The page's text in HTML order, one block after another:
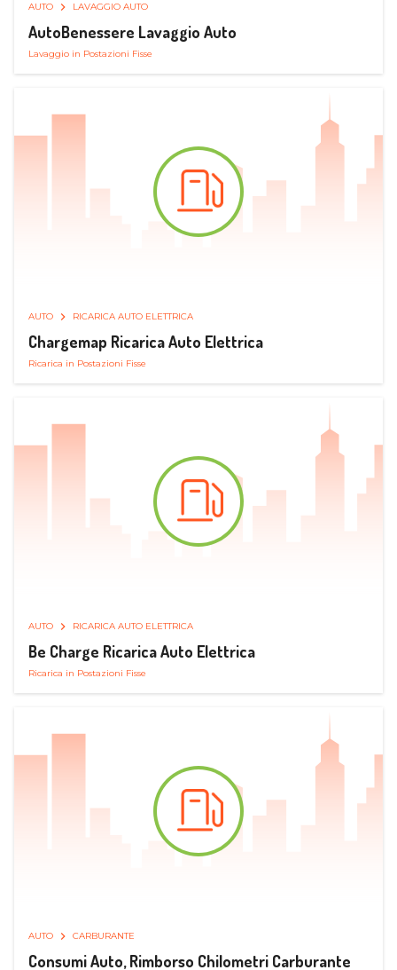
AUTO LAVAGGIO AUTO
AutoBenessere Lavaggio Auto
Lavaggio in Postazioni Fisse
AUTO RICARICA AUTO ELETTRICA
Chargemap Ricarica Auto Elettrica
Ricarica in Postazioni Fisse
AUTO RICARICA AUTO ELETTRICA
Be Charge Ricarica Auto Elettrica
Ricarica in Postazioni Fisse
AUTO CARBURANTE
Consumi Auto, Rimborso Chilometri Carburante